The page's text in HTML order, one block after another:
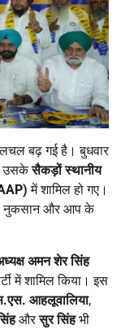
बढ़ गई है। बुधवार
उसकेसैकड़ों स्थानीय
में शामिल हो गए।
नुकसान और आप के
अमन शेर सिंह
में शामिल किया। इस
आहलूवालिया,
औरसुर सिंहभी